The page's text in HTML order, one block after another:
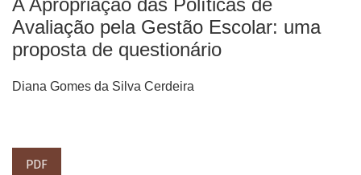
A Apropriação das Políticas de
Avaliação pela Gestão Escolar: uma
proposta de questionário
Diana Gomes da Silva Cerdeira
PDF